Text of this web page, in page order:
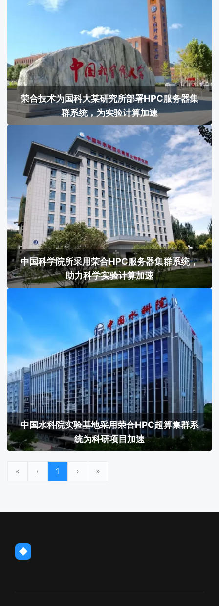
荣合技术为国科大某研究所部署HPC服务器集
群系统，为实验计算加速
中国科学院所采用荣合HPC服务器集群系统，
助力科学实验计算加速
中国水科院实验基地采用荣合HPC超算集群系
统为科研项目加速
« ‹ 1 › »
◆